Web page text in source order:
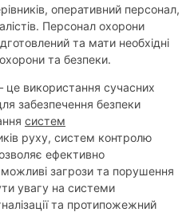
оперативний персонал,
Персонал охорони
та мати необхідні
та безпеки.
використання сучасних
забезпечення безпеки
систем
руху, систем контролю
ефективно
загрози та порушення
увагу на системи
та протипожежний